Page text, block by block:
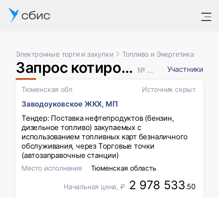
Электронные торги и закупки Топливо и Энергетика
Запрос котировок в электронной форме № XXXXXXX Участники
Тюменская обл Источник скрыт
Заводоуковское ЖКХ, МП
Тендер: Поставка нефтепродуктов (бензин,
дизельное топливо) закупаемых с
использованием топливных карт безналичного
обслуживания, через Торговые точки
(автозаправочные станции)
Место исполнения Тюменская область
Начальная цена, ₽ 2 978 533.50